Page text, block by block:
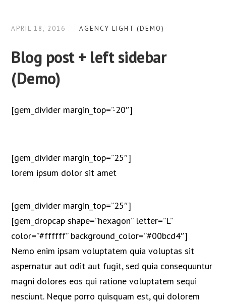
APRIL 18, 2016 AGENCY LIGHT (DEMO)
Blog post + left sidebar
(Demo)
[gem_divider margin_top=”-20″]
[gem_divider margin_top=”25″]
lorem ipsum dolor sit amet
[gem_divider margin_top=”25″]
[gem_dropcap shape=”hexagon” letter=”L”
color=”#ffffff” background_color=”#00bcd4″]
Nemo enim ipsam voluptatem quia voluptas sit
aspernatur aut odit aut fugit, sed quia consequuntur
magni dolores eos qui ratione voluptatem sequi
nesciunt. Neque porro quisquam est, qui dolorem